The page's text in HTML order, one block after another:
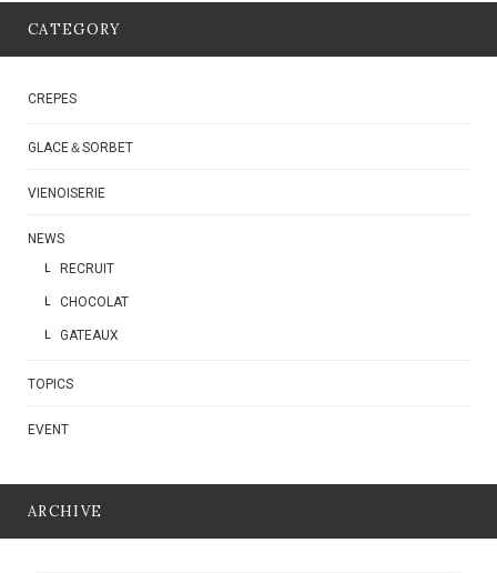
CATEGORY
CREPES
GLACE＆SORBET
VIENOISERIE
NEWS
RECRUIT
CHOCOLAT
GATEAUX
TOPICS
EVENT
ARCHIVE